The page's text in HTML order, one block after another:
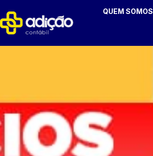
QUEM SOMOS